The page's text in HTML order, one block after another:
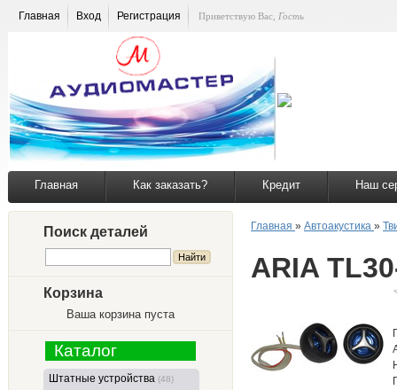
Главная Вход Регистрация Приветствую Вас Гость
Главная Как заказать? Кредит Наш
Поиск деталей
Корзина
Ваша корзина пуста
Каталог
Штатные устройства (48)
Главная » Автоакустика »
ARIA